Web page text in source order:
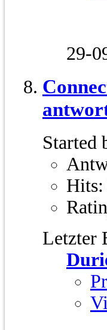
29-
Started
Hits:
Letzter